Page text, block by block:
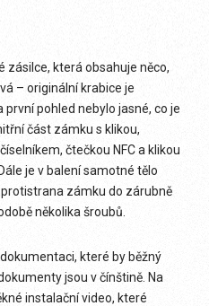
zásilce, která obsahuje něco,
– originální krabice je
pohled nebylo jasné, co je
část zámku s klikou,
čtečkou NFC a klikou
je v balení samotné tělo
zámku do zárubně
několika šroubů.
které by běžný
jsou v čínštině. Na
instalační video, které